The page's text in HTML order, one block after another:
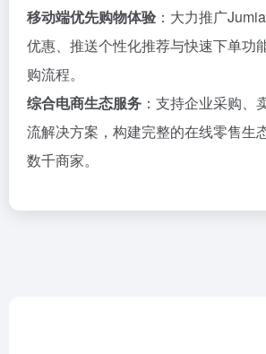
移动端优先购物体验 ：大力推广
优惠、推送个性化推荐与快速下单功
购流程。
综合电商生态服务 ：支持企业采购、
流解决方案，构建完整的在线零售生
数千商家。